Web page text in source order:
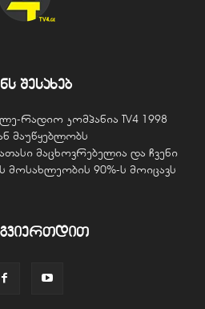
შესახებ
რადიო კომპანია TV4 1998
მაუწყებლობს
მაცხოვრებელია და ჩვენი
მოსახლეობის 90%-ს მოიცავს